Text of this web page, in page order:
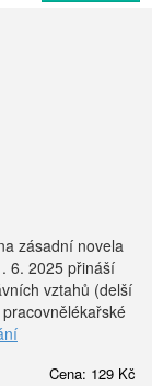
zásadní novela
6. 2025 přináší
vztahů (delší
Cena: 129 Kč